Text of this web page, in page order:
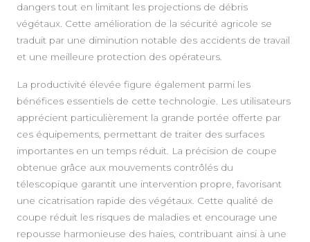
dangers tout en limitant les projections de débris
végétaux. Cette amélioration de la sécurité agricole se
traduit par une diminution notable des accidents de travail
et une meilleure protection des opérateurs.
La productivité élevée figure également parmi les
bénéfices essentiels de cette technologie. Les utilisateurs
apprécient particulièrement la grande portée offerte par
ces équipements, permettant de traiter des surfaces
importantes en un temps réduit. La précision de coupe
obtenue grâce aux mouvements contrôlés du
télescopique garantit une intervention propre, favorisant
une cicatrisation rapide des végétaux. Cette qualité de
coupe réduit les risques de maladies et encourage une
repousse harmonieuse des haies, contribuant ainsi à une